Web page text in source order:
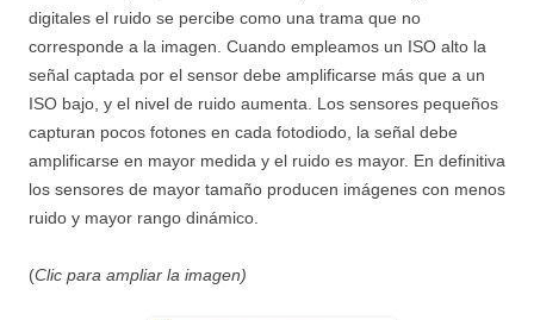
digitales el ruido se percibe como una trama que no
corresponde a la imagen. Cuando empleamos un ISO alto la
señal captada por el sensor debe amplificarse más que a un
ISO bajo, y el nivel de ruido aumenta. Los sensores pequeños
capturan pocos fotones en cada fotodiodo, la señal debe
amplificarse en mayor medida y el ruido es mayor. En definitiva
los sensores de mayor tamaño producen imágenes con menos
ruido y mayor rango dinámico.
(Clic para ampliar la imagen)